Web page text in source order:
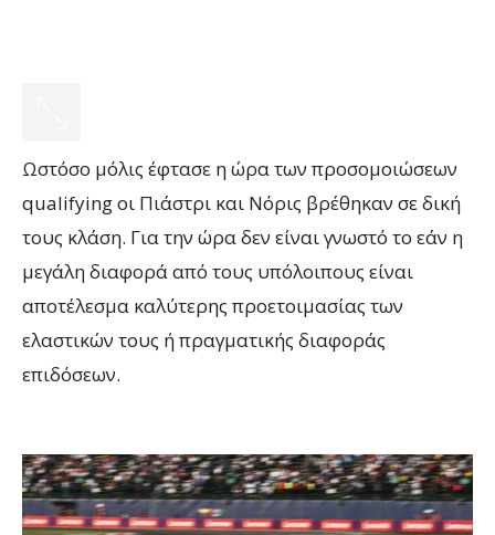
Ωστόσο μόλις έφτασε η ώρα των προσομοιώσεων
qualifying οι Πιάστρι και Νόρις βρέθηκαν σε δική
τους κλάση. Για την ώρα δεν είναι γνωστό το εάν η
μεγάλη διαφορά από τους υπόλοιπους είναι
αποτέλεσμα καλύτερης προετοιμασίας των
ελαστικών τους ή πραγματικής διαφοράς
επιδόσεων.